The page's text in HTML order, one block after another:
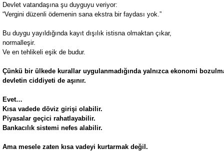
Devlet vatandaşına şu duyguyu veriyor:
“Vergini düzenli ödemenin sana ekstra bir faydası yok.”
Bu duygu yayıldığında kayıt dışılık istisna olmaktan çıkar,
normalleşir.
Ve en tehlikeli eşik de budur.
Çünkü bir ülkede kurallar uygulanmadığında yalnızca ekonomi
devletin ciddiyeti de aşınır.
Evet…
Kısa vadede döviz girişi olabilir.
Piyasalar geçici rahatlayabilir.
Bankacılık sistemi nefes alabilir.
Ama mesele zaten kısa vadeyi kurtarmak değil.